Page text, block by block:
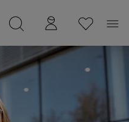
gespeichert.